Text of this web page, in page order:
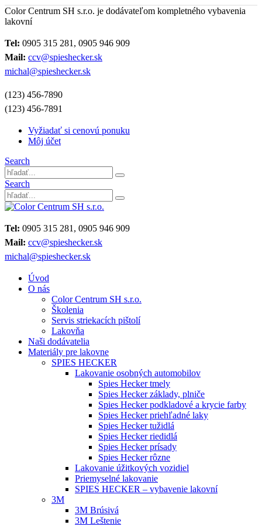
Color Centrum SH s.r.o. je dodávateľom kompletného vybavenia
lakovní
Tel: 0905 315 281, 0905 946 909
Mail: ccv@spieshecker.sk
michal@spieshecker.sk
(123) 456-7890
(123) 456-7891
Vyžiadať si cenovú ponuku
Môj účet
Search
Search
Tel: 0905 315 281, 0905 946 909
Mail: ccv@spieshecker.sk
michal@spieshecker.sk
Úvod
O nás
Color Centrum SH s.r.o.
Školenia
Servis striekacích pištolí
Lakovňa
Naši dodávatelia
Materiály pre lakovne
SPIES HECKER
Lakovanie osobných automobilov
Spies Hecker tmely
Spies Hecker základy, plniče
Spies Hecker podkladové a krycie farby
Spies Hecker priehľadné laky
Spies Hecker tužidlá
Spies Hecker riedidlá
Spies Hecker prísady
Spies Hecker rôzne
Lakovanie úžitkových vozidiel
Priemyselné lakovanie
SPIES HECKER – vybavenie lakovní
3M
3M Brúsivá
3M Leštenie